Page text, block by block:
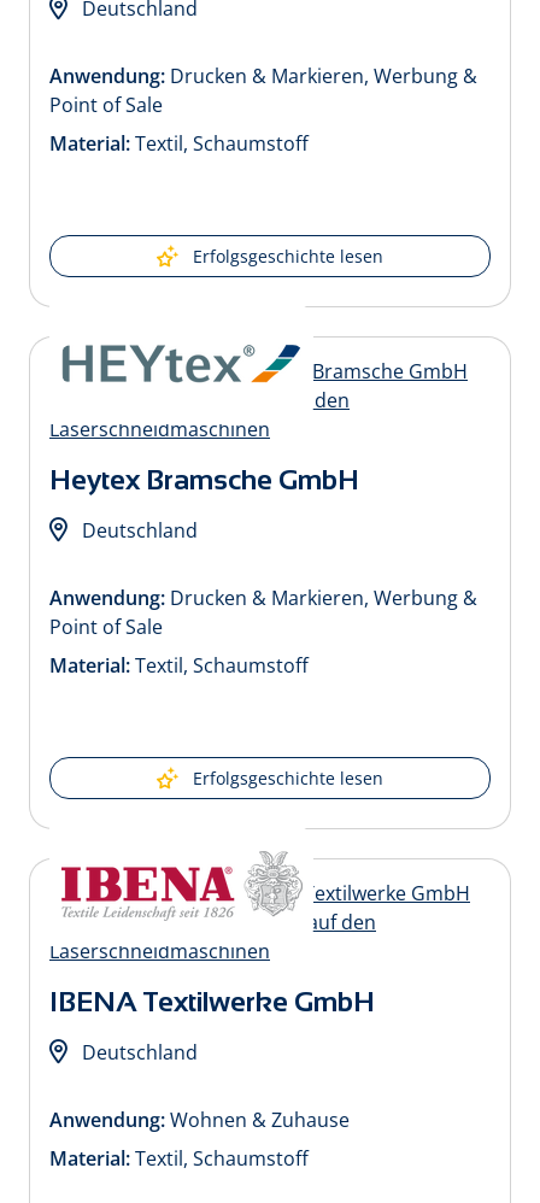
Deutschland
Anwendung: Drucken & Markieren, Werbung &
Point of Sale
Material:Textil, Schaumstoff
Erfolgsgeschichte lesen
Heytex Bramsche GmbH
Deutschland
Anwendung: Drucken & Markieren, Werbung &
Point of Sale
Material:Textil, Schaumstoff
Erfolgsgeschichte lesen
IBENA Textilwerke GmbH
Deutschland
Anwendung:Wohnen & Zuhause
Material:Textil, Schaumstoff